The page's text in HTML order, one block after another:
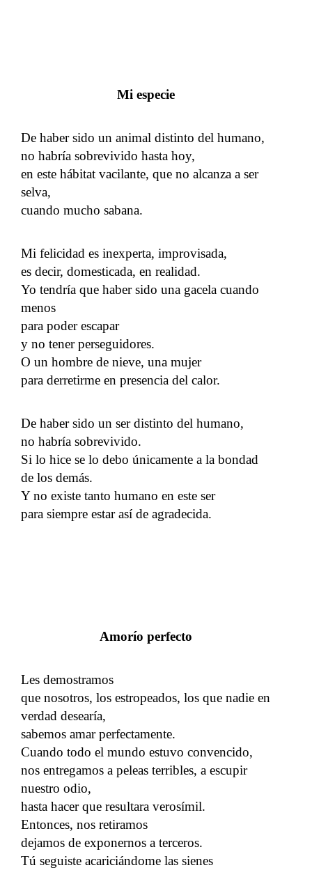
Mi especie
De haber sido un animal distinto del humano,
no habría sobrevivido hasta hoy,
en este hábitat vacilante, que no alcanza a ser
selva,
cuando mucho sabana.
Mi felicidad es inexperta, improvisada,
es decir, domesticada, en realidad.
Yo tendría que haber sido una gacela cuando
menos
para poder escapar
y no tener perseguidores.
O un hombre de nieve, una mujer
para derretirme en presencia del calor.
De haber sido un ser distinto del humano,
no habría sobrevivido.
Si lo hice se lo debo únicamente a la bondad
de los demás.
Y no existe tanto humano en este ser
para siempre estar así de agradecida.
Amorío perfecto
Les demostramos
que nosotros, los estropeados, los que nadie en
verdad desearía,
sabemos amar perfectamente.
Cuando todo el mundo estuvo convencido,
nos entregamos a peleas terribles, a escupir
nuestro odio,
hasta hacer que resultara verosímil.
Entonces, nos retiramos
dejamos de exponernos a terceros.
Tú seguiste acariciándome las sienes